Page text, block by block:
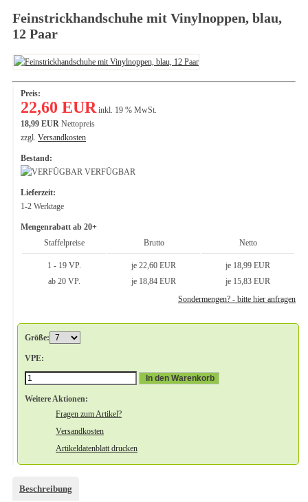
Feinstrickhandschuhe mit Vinylnoppen, blau,
12 Paar
Preis:
22,60 EURinkl. 19 % MwSt.
18,99 EUR Nettopreis
zzgl. Versandkosten
Bestand:
VERFÜGBAR
Lieferzeit:
1-2 Werktage
Mengenrabatt ab 20+
Staffelpreise
Brutto Netto
1 - 19 VP. je 22,60 EUR
je 18,99 EUR
ab 20 VP.
je 18,84 EUR
je 15,83 EUR
Sondermengen? - bitte hier anfragen
Größe:
VPE:
In den Warenkorb
Weitere Aktionen:
Fragen zum Artikel?
Versandkosten
Artikeldatenblatt drucken
Beschreibung